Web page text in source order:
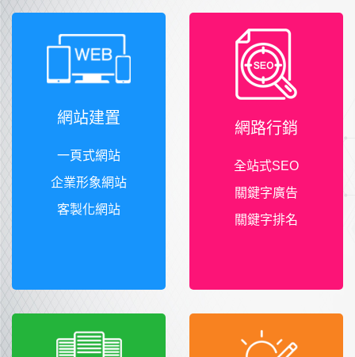
網站建置
一頁式網站
企業形象網站
客製化網站
網路行銷
全站式SEO
關鍵字廣告
關鍵字排名